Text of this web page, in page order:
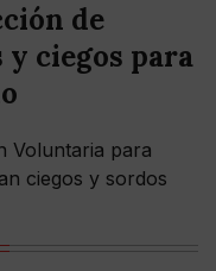
de
ciegos para
Voluntaria para
ciegos y sordos